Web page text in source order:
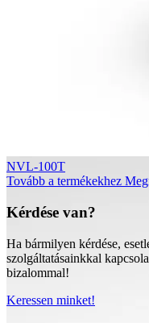
NVL-100T
Tovább a termékekhez
Kérdése van?
Ha bármilyen kérdése,
szolgáltatásainkkal
bizalommal!
Keressen minket!